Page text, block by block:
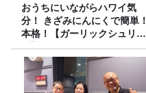
おうちにいながらハワイ気
分！ きざみにんにくで簡単！
本格！【ガーリックシュリン
プ】 桃屋のかんたんレシピ